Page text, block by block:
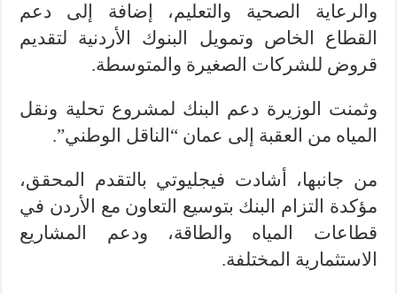
والرعاية الصحية والتعليم، إضافة إلى دعم
القطاع الخاص وتمويل البنوك الأردنية لتقديم
قروض للشركات الصغيرة والمتوسطة.
وثمنت الوزيرة دعم البنك لمشروع تحلية ونقل
المياه من العقبة إلى عمان “الناقل الوطني”.
من جانبها، أشادت فيجليوتي بالتقدم المحقق،
مؤكدة التزام البنك بتوسيع التعاون مع الأردن في
قطاعات المياه والطاقة، ودعم المشاريع
الاستثمارية المختلفة.